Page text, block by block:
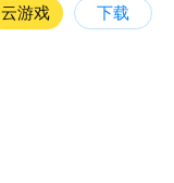
云游戏 下载